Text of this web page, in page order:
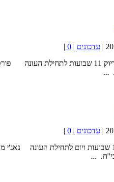
| עדכונים |
0
|
עדכונים ו-77 יום שהם בדיוק 11
...
| עדכונים |
0
|
...